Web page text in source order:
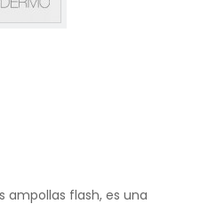
ampollas flash, es una